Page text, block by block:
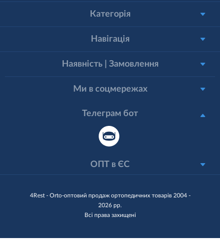
4Rest - Orto-оптовий продаж ортопедичних товарів 2004 -
2026 рр.
Всі права захищені
Категорія
Навігація
Наявність | Замовлення
Ми в соцмережах
Телеграм бот
ОПТ в ЄС